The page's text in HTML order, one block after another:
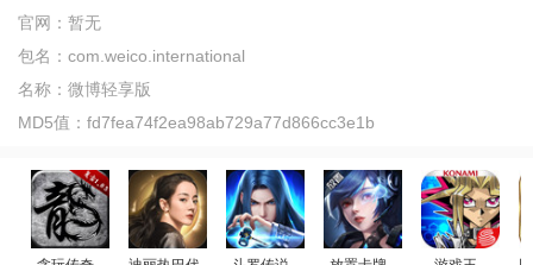
官网： 暂无
包名： com.weico.international
名称： 微博轻享版
MD5值： fd7fea74f2ea98ab729a77d866cc3e1b